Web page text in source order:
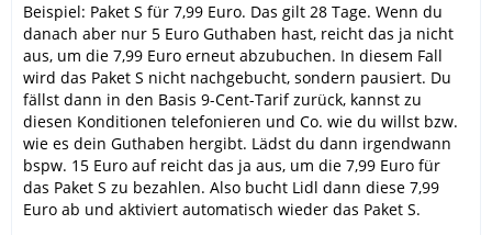
Beispiel: Paket S für 7,99 Euro. Das gilt 28 Tage. Wenn du
danach aber nur 5 Euro Guthaben hast, reicht das ja nicht
aus, um die 7,99 Euro erneut abzubuchen. In diesem Fall
wird das Paket S nicht nachgebucht, sondern pausiert. Du
fällst dann in den Basis 9-Cent-Tarif zurück, kannst zu
diesen Konditionen telefonieren und Co. wie du willst bzw.
wie es dein Guthaben hergibt. Lädst du dann irgendwann
bspw. 15 Euro auf reicht das ja aus, um die 7,99 Euro für
das Paket S zu bezahlen. Also bucht Lidl dann diese 7,99
Euro ab und aktiviert automatisch wieder das Paket S.